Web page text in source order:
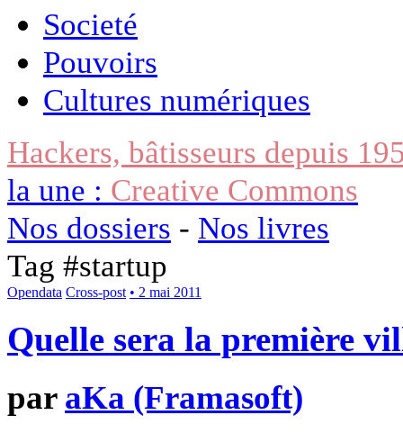
Societé
Pouvoirs
Cultures numériques
Hackers, bâtisseurs depuis
la une : Creative Commons
Nos dossiers - Nos livres
Tag #startup
Opendata Cross-post • 2 mai 2011
Quelle sera la première
par aKa (Framasoft)